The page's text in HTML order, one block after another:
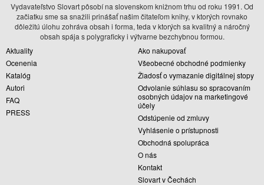
Vydavateľstvo Slovart pôsobí na slovenskom knižnom trhu od roku 1991. Od
začiatku sme sa snažili prinášať našim čitateľom knihy, v ktorých rovnako
dôležitú úlohu zohráva obsah i forma, teda v ktorých sa kvalitný a náročný
obsah spája s polygraficky i výtvarne bezchybnou formou.
Aktuality
Ocenenia
Katalóg
Autori
FAQ
PRESS
Ako nakupovať
Všeobecné obchodné podmienky
Žiadosť o vymazanie digitálnej stopy
Odvolanie súhlasu so spracovaním
osobných údajov na marketingové
účely
Odstúpenie od zmluvy
Vyhlásenie o prístupnosti
Obchodná spolupráca
O nás
Kontakt
Slovart v Čechách